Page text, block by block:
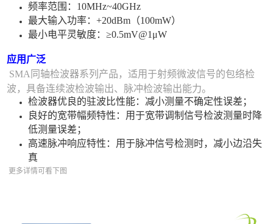
频率范围：10MHz~40GHz
最大输入功率：+20dBm（100mW）
最小电平灵敏度：≥0.5mV@1μW
应用广泛
SMA同轴检波器系列产品，适用于射频微波信号的包络检
波，具备连续波检波输出、脉冲检波输出能力。
检波器优良的驻波比性能：减小测量不确定性误差；
良好的宽带幅频特性：用于宽带调制信号检波测量时降
低测量误差；
高速脉冲响应特性：用于脉冲信号检测时，减小边沿失
真
更多详情可看下图